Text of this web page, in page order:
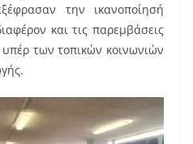
την ικανοποίησή
και τις παρεμβάσεις
των τοπικών κοινωνιών